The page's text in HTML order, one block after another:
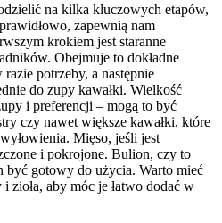
na kilka kluczowych etapów,
zapewnią nam
krokiem jest staranne
Obejmuje to dokładne
potrzeby, a następnie
do zupy kawałki. Wielkość
i preferencji – mogą to być
czy nawet większe kawałki, które
Mięso, jeśli jest
i pokrojone. Bulion, czy to
gotowy do użycia. Warto mieć
zioła, aby móc je łatwo dodać w